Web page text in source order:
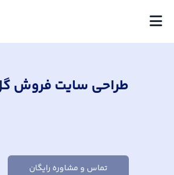
طراحی سایت فروش
تماس و مشاوره رایگان